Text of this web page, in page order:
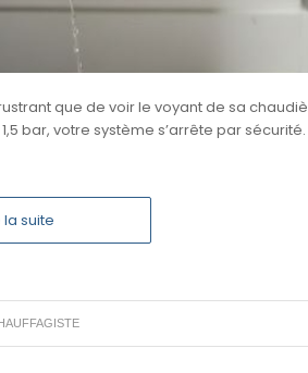
que de voir le voyant de sa
bar, votre système s’arrête par
la suite